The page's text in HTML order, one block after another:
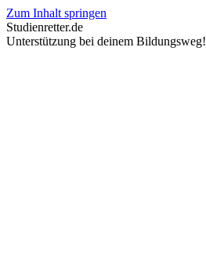
Zum Inhalt springen
Studienretter.de
Unterstützung bei deinem Bildungsweg!